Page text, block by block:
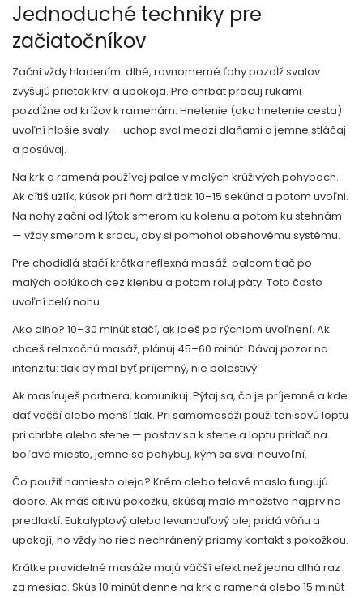
Jednoduché techniky pre
začiatočníkov
Začni vždy hladením: dlhé, rovnomerné ťahy pozdĺž svalov
zvyšujú prietok krvi a upokoja. Pre chrbát pracuj rukami
pozdĺžne od krížov k ramenám. Hnetenie (ako hnetenie cesta)
uvoľní hlbšie svaly — uchop sval medzi dlaňami a jemne stláčaj
a posúvaj.
Na krk a ramená používaj palce v malých krúživých pohyboch.
Ak cítiš uzlík, kúsok pri ňom drž tlak 10–15 sekúnd a potom uvoľni.
Na nohy začni od lýtok smerom ku kolenu a potom ku stehnám
— vždy smerom k srdcu, aby si pomohol obehovému systému.
Pre chodidlá stačí krátka reflexná masáž: palcom tlač po
malých oblúkoch cez klenbu a potom roluj päty. Toto často
uvoľní celú nohu.
Ako dlho? 10–30 minút stačí, ak ideš po rýchlom uvoľnení. Ak
chceš relaxačnú masáž, plánuj 45–60 minút. Dávaj pozor na
intenzitu: tlak by mal byť príjemný, nie bolestivý.
Ak masíruješ partnera, komunikuj. Pýtaj sa, čo je príjemné a kde
dať väčší alebo menší tlak. Pri samomasáži použi tenisovú loptu
pri chrbte alebo stene — postav sa k stene a loptu pritlač na
boľavé miesto, jemne sa pohybuj, kým sa sval neuvoľní.
Čo použiť namiesto oleja? Krém alebo telové maslo fungujú
dobre. Ak máš citlivú pokožku, skúšaj malé množstvo najprv na
predlaktí. Eukalyptový alebo levanduľový olej pridá vôňu a
upokojí, no vždy ho ried nechránený priamy kontakt s pokožkou.
Krátke pravidelné masáže majú väčší efekt než jedna dlhá raz
za mesiac. Skús 10 minút denne na krk a ramená alebo 15 minút